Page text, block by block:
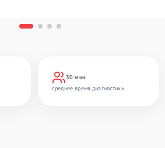
30 мин
среднее время диагностики